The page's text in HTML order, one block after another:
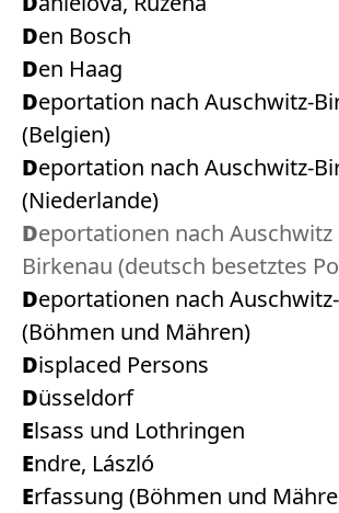
Den Bosch
Den Haag
Deportation nach Auschwitz-Birkenau
(Belgien)
Deportation nach Auschwitz-Birkenau
(Niederlande)
Deportationen nach Auschwitz und
Birkenau (deutsch besetztes
Deportationen nach Auschwitz-Birkenau
(Böhmen und Mähren)
Displaced Persons
Düsseldorf
Elsass und Lothringen
Endre, László
Erfassung (Böhmen und